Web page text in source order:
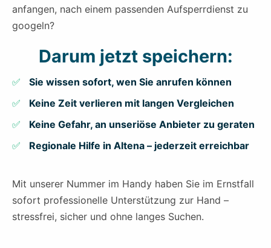
anfangen, nach einem passenden Aufsperrdienst zu
googeln?
Darum jetzt speichern:
Sie wissen sofort, wen Sie anrufen können
Keine Zeit verlieren mit langen Vergleichen
Keine Gefahr, an unseriöse Anbieter zu geraten
Regionale Hilfe in Altena – jederzeit erreichbar
Mit unserer Nummer im Handy haben Sie im Ernstfall
sofort professionelle Unterstützung zur Hand –
stressfrei, sicher und ohne langes Suchen.